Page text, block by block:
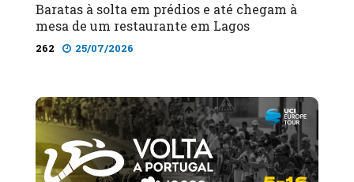
Baratas à solta em prédios e até chegam à
mesa de um restaurante em Lagos
262 25/07/2026